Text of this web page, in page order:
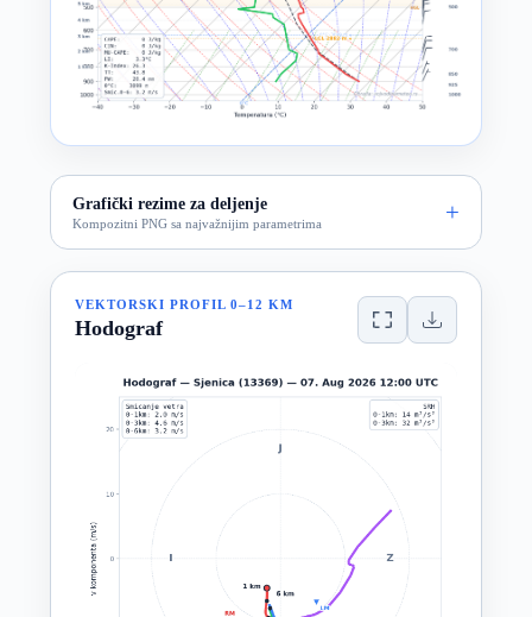
Grafički rezime za deljenje
Kompozitni PNG sa najvažnijim parametrima
VEKTORSKI PROFIL 0–12 KM
Hodograf